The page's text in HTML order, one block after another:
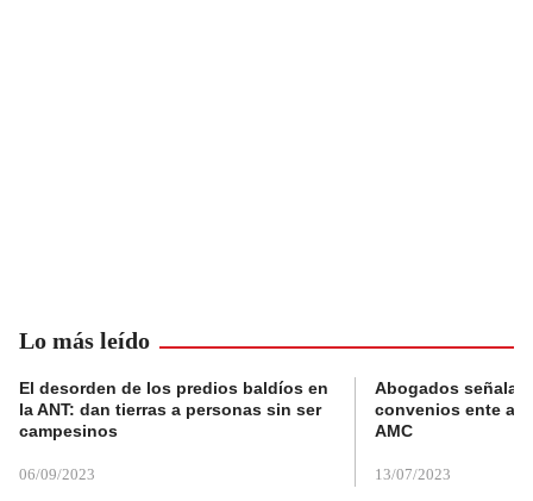
Lo más leído
El desorden de los predios baldíos en
la ANT: dan tierras a personas sin ser
campesinos
06/09/2023
Abogados
convenios ente
AMC
13/07/2023